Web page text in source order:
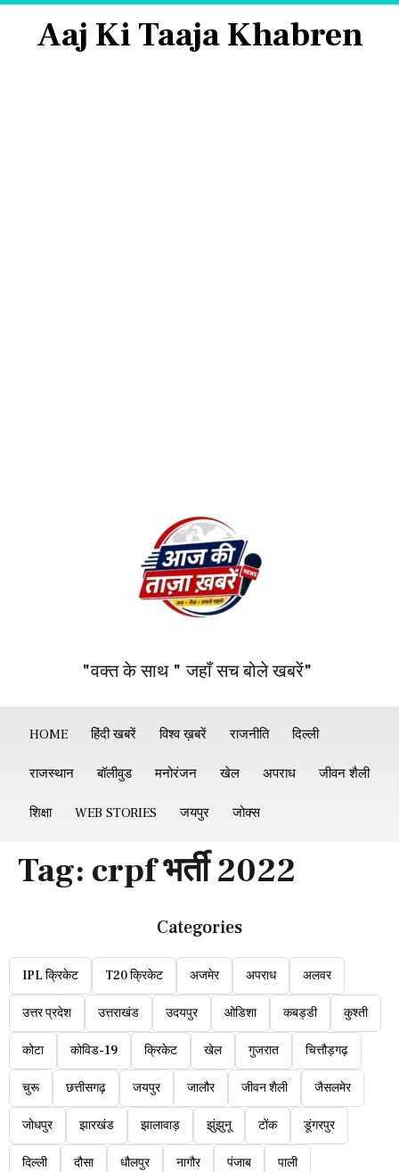
Aaj Ki Taaja Khabren
"वक्त के साथ " जहाँ सच बोले खबरें"
HOME हिंदी खबरें विश्व ख़बरें राजनीति दिल्ली
राजस्थान बॉलीवुड मनोरंजन खेल अपराध जीवन शैली
शिक्षा WEB STORIES जयपुर जोक्स
Tag: crpf भर्ती 2022
Categories
IPL क्रिकेट T20 क्रिकेट अजमेर अपराध अलवर
उत्तर प्रदेश उत्तराखंड उदयपुर ओडिशा कबड्डी कुश्ती
कोटा कोविड-19 क्रिकेट खेल गुजरात चित्तौड़गढ़
चुरू छत्तीसगढ़ जयपुर जालौर जीवन शैली जैसलमेर
जोधपुर झारखंड झालावाड़ झुंझुनू टोंक डूंगरपुर
दिल्ली दौसा धौलपुर नागौर पंजाब पाली